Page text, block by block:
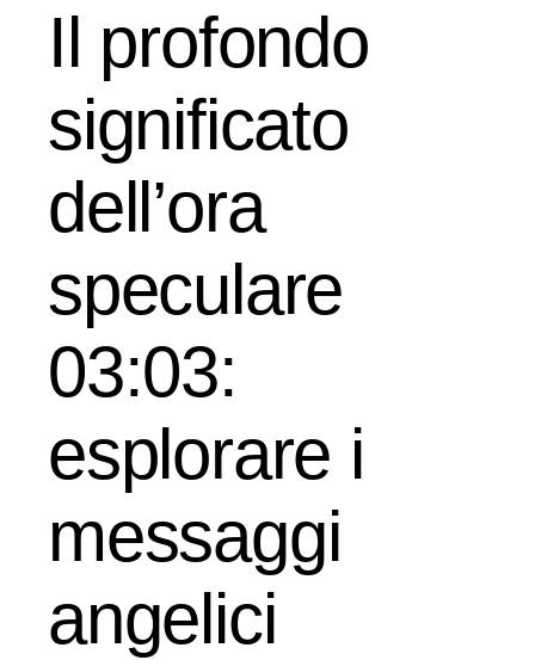
Il profondo
significato
dell’ora
speculare
03:03:
esplorare i
messaggi
angelici